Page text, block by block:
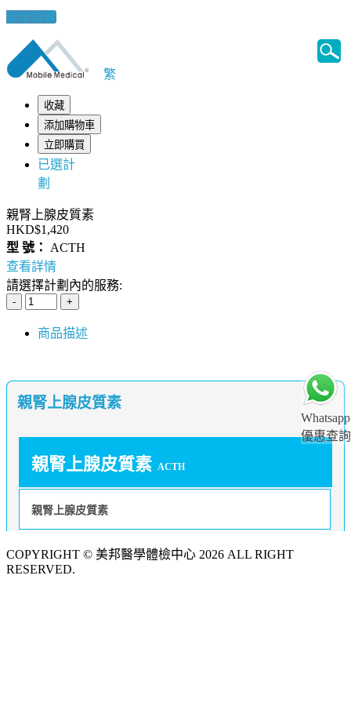
健康錦囊
Whatsapp
優惠查詢
繁
收藏
添加購物車
立即購買
已選計
劃
親腎上腺皮質素
HKD$1,420
型 號：
ACTH
查看詳情
請選擇計劃內的服務:
商品描述
親腎上腺皮質素
親腎上腺皮質素 ACTH
親腎上腺皮質素
COPYRIGHT © 美邦醫學體檢中心 2026 ALL RIGHT
RESERVED.